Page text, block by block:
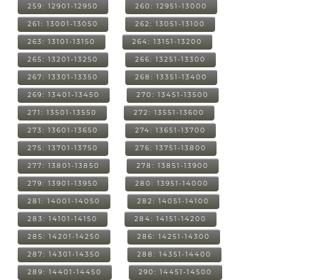
259: 12901-12950 260: 12951-13000
261: 13001-13050 262: 13051-13100
263: 13101-13150 264: 13151-13200
265: 13201-13250 266: 13251-13300
267: 13301-13350 268: 13351-13400
269: 13401-13450 270: 13451-13500
271: 13501-13550 272: 13551-13600
273: 13601-13650 274: 13651-13700
275: 13701-13750 276: 13751-13800
277: 13801-13850 278: 13851-13900
279: 13901-13950 280: 13951-14000
281: 14001-14050 282: 14051-14100
283: 14101-14150 284: 14151-14200
285: 14201-14250 286: 14251-14300
287: 14301-14350 288: 14351-14400
289: 14401-14450 290: 14451-14500